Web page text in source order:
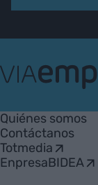
Empresa
Quiénes somos
Contáctanos
Totmedia
EnpresaBIDEA